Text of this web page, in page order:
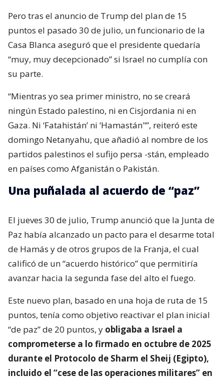
Pero tras el anuncio de Trump del plan de 15
puntos el pasado 30 de julio, un funcionario de la
Casa Blanca aseguró que el presidente quedaría
“muy, muy decepcionado” si Israel no cumplía con
su parte.
“Mientras yo sea primer ministro, no se creará
ningún Estado palestino, ni en Cisjordania ni en
Gaza. Ni ‘Fatahistán’ ni ‘Hamastán"”, reiteró este
domingo Netanyahu, que añadió al nombre de los
partidos palestinos el sufijo persa -stán, empleado
en países como Afganistán o Pakistán.
Una puñalada al acuerdo de “paz”
El jueves 30 de julio, Trump anunció que la Junta de
Paz había alcanzado un pacto para el desarme total
de Hamás y de otros grupos de la Franja, el cual
calificó de un “acuerdo histórico” que permitiría
avanzar hacia la segunda fase del alto el fuego.
Este nuevo plan, basado en una hoja de ruta de 15
puntos, tenía como objetivo reactivar el plan inicial
“de paz” de 20 puntos, y obligaba a Israel a
comprometerse a lo firmado en octubre de 2025
durante el Protocolo de Sharm el Sheij (Egipto),
incluido el “cese de las operaciones militares” en